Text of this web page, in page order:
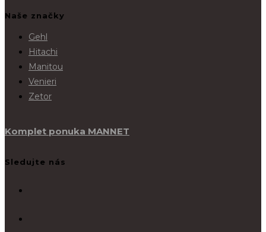
Naše značky
Gehl
Hitachi
Manitou
Venieri
Zetor
Komplet ponuka MANNET
Sledujte nás